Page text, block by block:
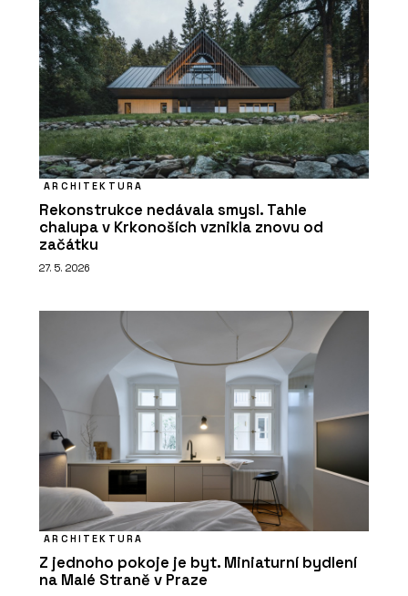
ARCHITEKTURA
Rekonstrukce nedávala smysl. Tahle
chalupa v Krkonoších vznikla znovu od
začátku
27. 5. 2026
ARCHITEKTURA
Z jednoho pokoje je byt. Miniaturní bydlení
na Malé Straně v Praze